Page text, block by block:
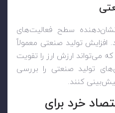
سطح فعالیت‌های
تولید صنعتی معمولاً
می‌تواند ارزش ارز را تقویت
تولید صنعتی را بررسی
کنند.
خرد برای